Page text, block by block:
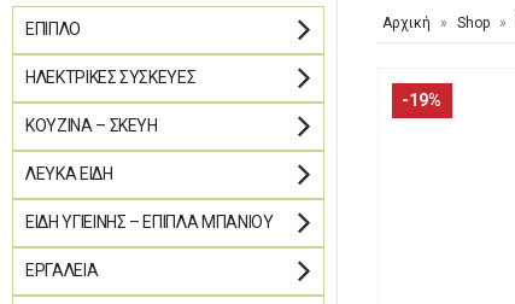
Αρχική » Shop »
-19%
ΈΠΙΠΛΟ
ΗΛΕΚΤΡΙΚΈΣ ΣΥΣΚΕΥΈΣ
ΚΟΥΖΊΝΑ – ΣΚΕΎΗ
ΛΕΥΚΆ ΕΊΔΗ
ΕΊΔΗ ΥΓΙΕΙΝΉΣ – ΈΠΙΠΛΑ ΜΠΆΝΙΟΥ
ΕΡΓΑΛΕΊΑ